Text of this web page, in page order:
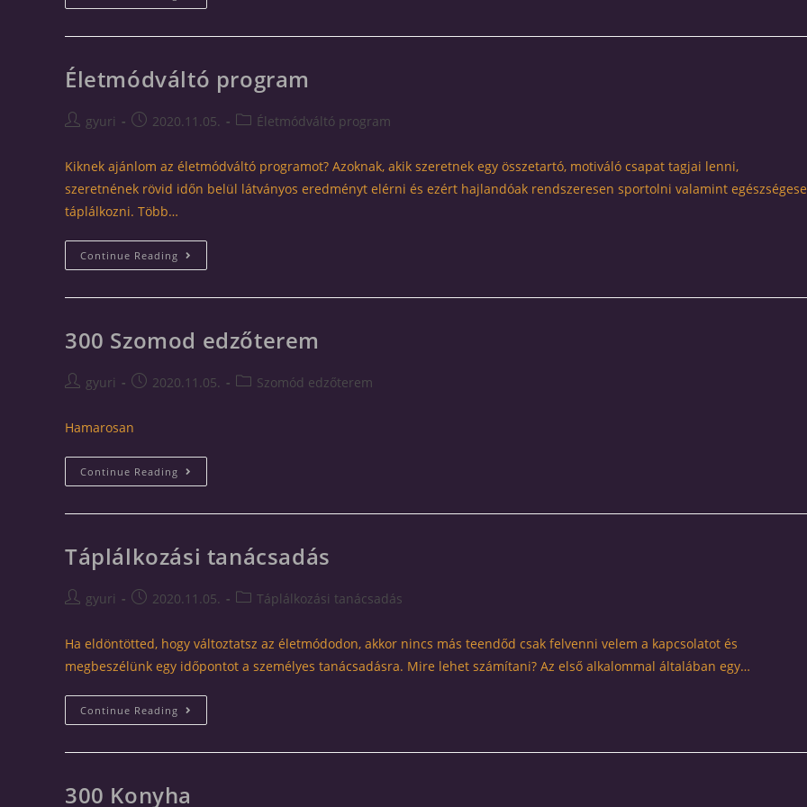
Életmódváltó program
gyuri 2020.11.05. Életmódváltó program
Kiknek ajánlom az életmódváltó programot? Azoknak, akik szeretnek egy összetartó, motiváló csapat tagjai lenni,
szeretnének rövid időn belül látványos eredményt elérni és ezért hajlandóak rendszeresen sportolni valamint
táplálkozni. Több…
Continue Reading
300 Szomod edzőterem
gyuri 2020.11.05. Szomód edzőterem
Hamarosan
Continue Reading
Táplálkozási tanácsadás
gyuri 2020.11.05. Táplálkozási tanácsadás
Ha eldöntötted, hogy változtatsz az életmódodon, akkor nincs más teendőd csak felvenni velem a kapcsolatot és
megbeszélünk egy időpontot a személyes tanácsadásra. Mire lehet számítani? Az első alkalommal általában egy…
Continue Reading
300 Konyha